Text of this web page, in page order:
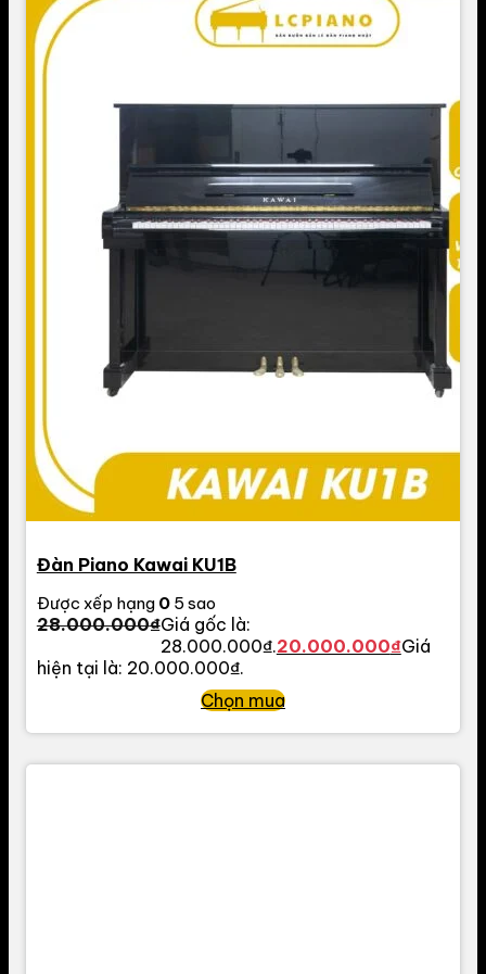
Đàn Piano Kawai KU1B
Được xếp hạng 05 sao
28.000.000₫Giá gốc là:
28.000.000₫.20.000.000₫Giá
hiện tại là: 20.000.000₫.
Chọn mua